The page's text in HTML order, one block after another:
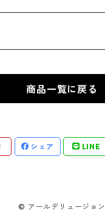
ン
ム
ス
ス
ープナー商品一覧に戻る
シェア LINE
© アールデリュージョン